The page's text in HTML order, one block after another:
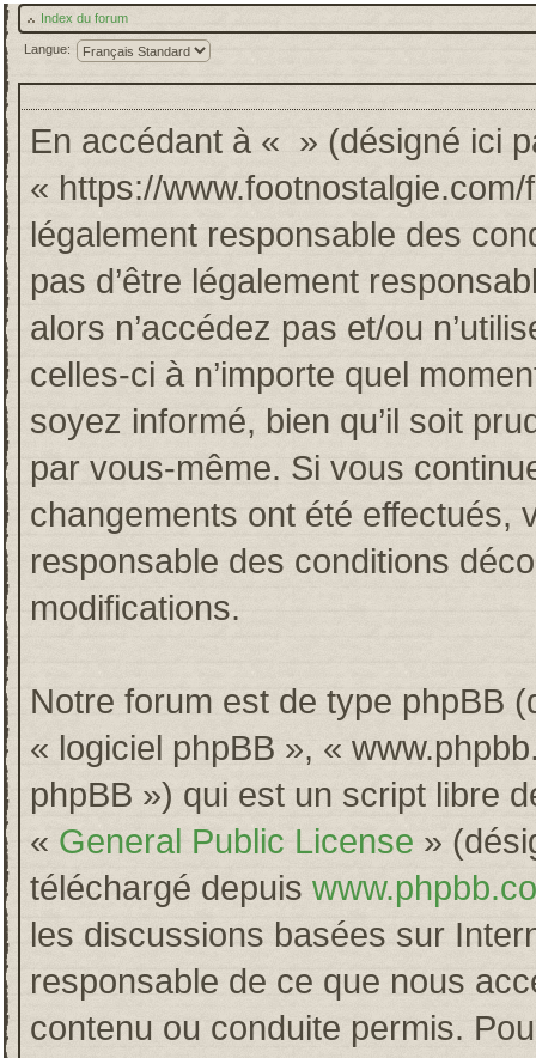
Index du forum
Langue:
En accédant à « » (désigné ici
« https://
légalement responsable des
pas d’être légalement
alors n’accédez pas et/ou
celles-ci à n’importe quel
soyez informé, bien qu’il soit
par vous-même. Si vous
changements ont été effectués,
responsable des conditions
modifications.
Notre forum est de type phpBB
« logiciel phpBB », «
phpBB ») qui est un script libre
« General Public License »
téléchargé depuis
les discussions basées sur
responsable de ce que nous
contenu ou conduite permis.